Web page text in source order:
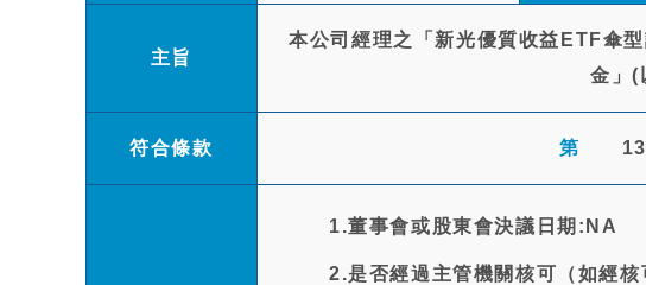
主旨
本公司經理之「新光優質收益ETF傘
金」(
符合條款 第 13
1.董事會或股東會決議日期:NA
2.是否經過主管機關核可（如經